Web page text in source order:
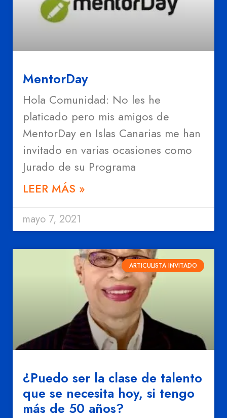
MentorDay
Hola Comunidad: No les he
platicado pero mis amigos de
MentorDay en Islas Canarias me han
invitado en varias ocasiones como
Jurado de su Programa
LEER MÁS »
mayo 7, 2021
ARTICULISTA INVITADO
¿Puedo ser la clase de talento
que se necesita hoy, si tengo
más de 50 años?